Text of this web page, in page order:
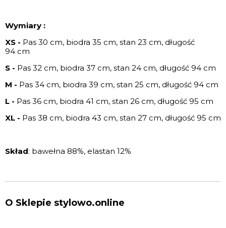
Wymiary :
XS - Pas 30 cm, biodra 35 cm, stan 23 cm, długość
94 cm
S - Pas 32 cm, biodra 37 cm, stan 24 cm, długość 94 cm
M - Pas 34 cm, biodra 39 cm, stan 25 cm, długość 94 cm
L - Pas 36 cm, biodra 41 cm, stan 26 cm, długość 95 cm
XL - Pas 38 cm, biodra 43 cm, stan 27 cm, długość 95 cm
Skład: bawełna 88%, elastan 12%
O Sklepie stylowo.online